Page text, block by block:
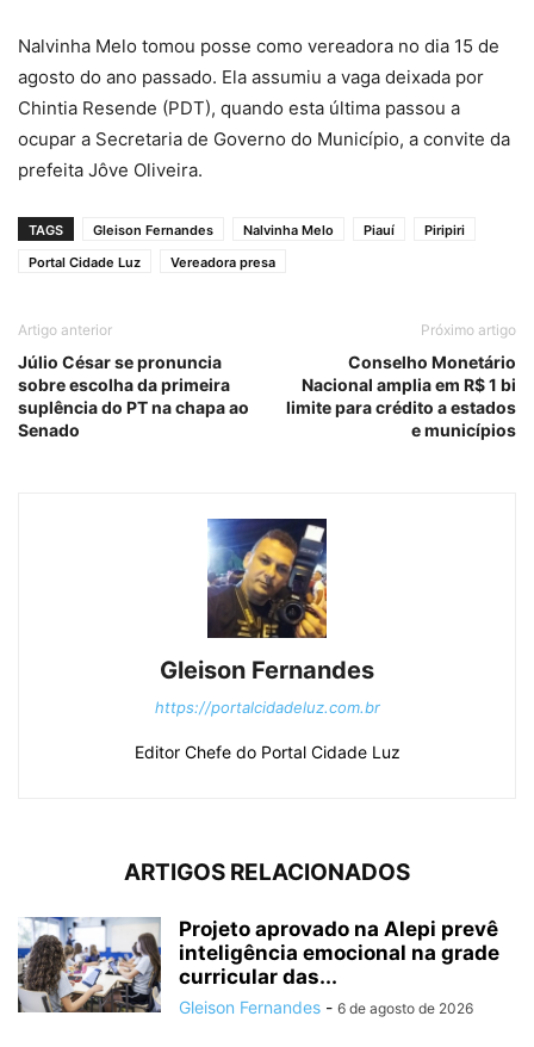
Nalvinha Melo tomou posse como vereadora no dia 15 de
agosto do ano passado. Ela assumiu a vaga deixada por
Chintia Resende (PDT), quando esta última passou a
ocupar a Secretaria de Governo do Município, a convite da
prefeita Jôve Oliveira.
TAGS Gleison Fernandes Nalvinha Melo Piauí
Piripiri
Portal Cidade Luz
Vereadora presa
Artigo anterior
Júlio César se pronuncia
sobre escolha da primeira
suplência do PT na chapa ao
Senado
Próximo artigo
Conselho Monetário
Nacional amplia em R$ 1 bi
limite para crédito a estados
e municípios
Gleison Fernandes
https://portalcidadeluz.com.br
Editor Chefe do Portal Cidade Luz
ARTIGOS RELACIONADOS
Projeto aprovado na Alepi prevê
inteligência emocional na grade
curricular das...
Gleison Fernandes - 6 de agosto de 2026